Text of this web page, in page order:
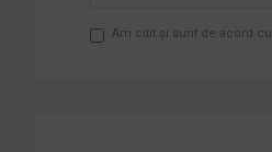
Am citit şi sunt de acord cu